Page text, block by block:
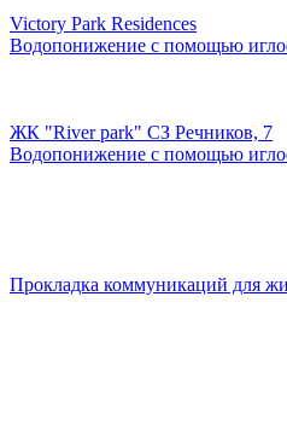
Victory Park Residences
Водопонижение с помощью
ЖК "River park" СЗ Речников, 7
Водопонижение с помощью
Прокладка коммуникаций для